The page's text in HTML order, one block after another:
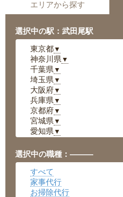
エリアから探す
選択中の駅：武田尾駅
東京都▼
神奈川県 ▼
千葉県 ▼
埼玉県 ▼
大阪府▼
兵庫県 ▼
京都府▼
宮城県 ▼
愛知県 ▼
岡山県▼
広島県▼
沖縄県
選択中の職種：———
すべて
家事代行
お掃除代行